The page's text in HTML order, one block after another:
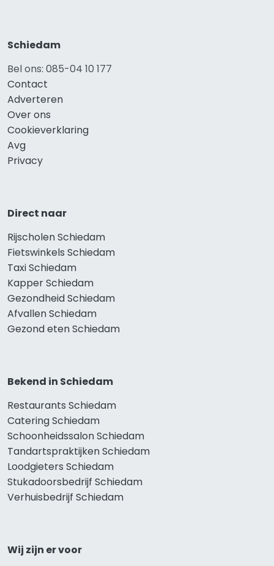
Schiedam
Bel ons: 085-04 10 177
Contact
Adverteren
Over ons
Cookieverklaring
Avg
Privacy
Direct naar
Rijscholen Schiedam
Fietswinkels Schiedam
Taxi Schiedam
Kapper Schiedam
Gezondheid Schiedam
Afvallen Schiedam
Gezond eten Schiedam
Bekend in Schiedam
Restaurants Schiedam
Catering Schiedam
Schoonheidssalon Schiedam
Tandartspraktijken Schiedam
Loodgieters Schiedam
Stukadoorsbedrijf Schiedam
Verhuisbedrijf Schiedam
Wij zijn er voor